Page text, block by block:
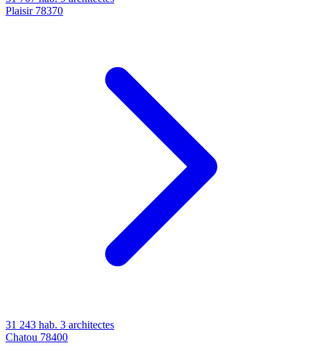
Plaisir 78370
31 243 hab. 3 architectes
Chatou 78400